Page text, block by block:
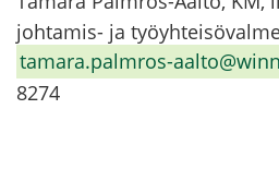
johtamis-​​ ja
ta­ma­ra.palmros-​
8274